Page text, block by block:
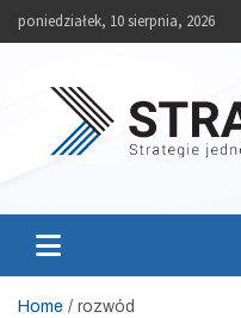
poniedziałek, 10 sierpnia, 2026
Strategie JST
Home rozwód